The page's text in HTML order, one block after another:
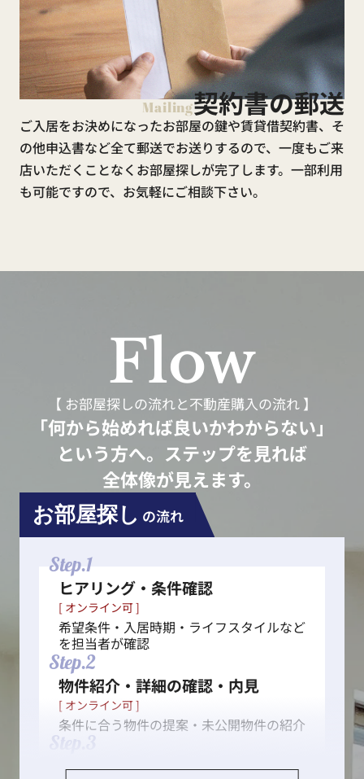
Mailing契約書の郵送
ご入居をお決めになったお部屋の鍵や賃貸借契約書、そ
の他申込書など全て郵送でお送りするので、一度もご来
店いただくことなくお部屋探しが完了します。一部利用
も可能ですので、お気軽にご相談下さい。
Flow
【 お部屋探しの流れと不動産購入の流れ 】
「何から始めれば良いかわからない」
という方へ。ステップを見れば
全体像が見えます。
お部屋探し の流れ
Step.1
ヒアリング・条件確認
[ オンライン可 ]
希望条件・入居時期・ライフスタイルなど
を担当者が確認
Step.2
物件紹介・詳細の確認・内見
[ オンライン可 ]
条件に合う物件の提案・未公開物件の紹介
Step.3
入居申し込み・入居審査